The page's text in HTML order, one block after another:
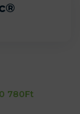
780Ft